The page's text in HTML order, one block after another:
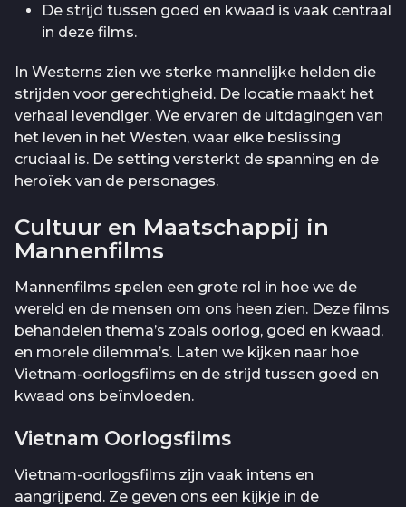
De strijd tussen goed en kwaad is vaak centraal
in deze films.
In Westerns zien we sterke mannelijke helden die
strijden voor gerechtigheid. De locatie maakt het
verhaal levendiger. We ervaren de uitdagingen van
het leven in het Westen, waar elke beslissing
cruciaal is. De setting versterkt de spanning en de
heroïek van de personages.
Cultuur en Maatschappij in
Mannenfilms
Mannenfilms spelen een grote rol in hoe we de
wereld en de mensen om ons heen zien. Deze films
behandelen thema’s zoals oorlog, goed en kwaad,
en morele dilemma’s. Laten we kijken naar hoe
Vietnam-oorlogsfilms en de strijd tussen goed en
kwaad ons beïnvloeden.
Vietnam Oorlogsfilms
Vietnam-oorlogsfilms zijn vaak intens en
aangrijpend. Ze geven ons een kijkje in de